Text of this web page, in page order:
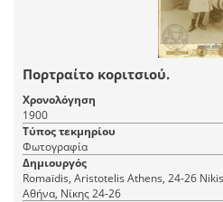
Πορτραίτο κοριτσιού.
Χρονολόγηση
1900
Τύπος τεκμηρίου
Φωτογραφία
Δημιουργός
Romaїdis, Aristotelis Athens, 24-26 Nikis Str., Ρωμαΐδης, Αριστοτέλης
Αθήνα, Νίκης 24-26